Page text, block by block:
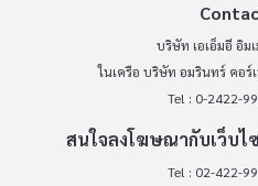
บริษัท เอเอ็มอี อิม
ในเครือ บริษัท อมรินทร์ คอร์
Tel : 0-2422-
สนใจลงโฆษณากับเว็บไ
Tel : 02-422-